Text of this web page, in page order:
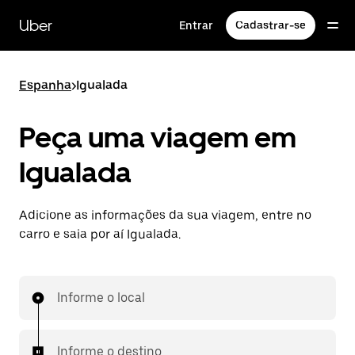
para
conteúdo
Uber Entrar Cadastrar-se
Espanha>Igualada
Peça uma viagem em
Igualada
Adicione as informações da sua viagem, entre no
carro e saia por aí Igualada.
Informe o local
Informe o destino